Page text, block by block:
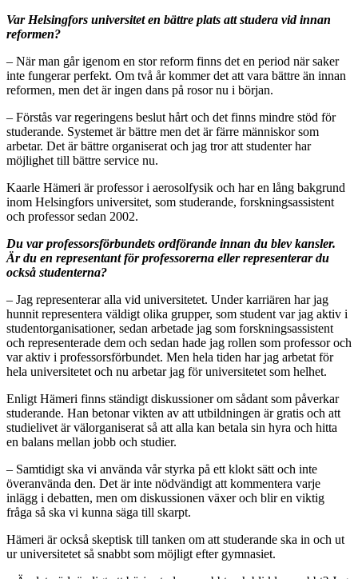
Var Helsingfors universitet en bättre plats att studera vid innan
reformen?
– När man går igenom en stor reform finns det en period när saker
inte fungerar perfekt. Om två år kommer det att vara bättre än innan
reformen, men det är ingen dans på rosor nu i början.
– Förstås var regeringens beslut hårt och det finns mindre stöd för
studerande. Systemet är bättre men det är färre människor som
arbetar. Det är bättre organiserat och jag tror att studenter har
möjlighet till bättre service nu.
Kaarle Hämeri är professor i aerosolfysik och har en lång bakgrund
inom Helsingfors universitet, som studerande, forskningsassistent
och professor sedan 2002.
Du var professorsförbundets ordförande innan du blev kansler.
Är du en representant för professorerna eller representerar du
också studenterna?
– Jag representerar alla vid universitetet. Under karriären har jag
hunnit representera väldigt olika grupper, som student var jag aktiv i
studentorganisationer, sedan arbetade jag som forskningsassistent
och representerade dem och sedan hade jag rollen som professor och
var aktiv i professorsförbundet. Men hela tiden har jag arbetat för
hela universitetet och nu arbetar jag för universitetet som helhet.
Enligt Hämeri finns ständigt diskussioner om sådant som påverkar
studerande. Han betonar vikten av att utbildningen är gratis och att
studielivet är välorganiserat så att alla kan betala sin hyra och hitta
en balans mellan jobb och studier.
– Samtidigt ska vi använda vår styrka på ett klokt sätt och inte
överanvända den. Det är inte nödvändigt att kommentera varje
inlägg i debatten, men om diskussionen växer och blir en viktig
fråga så ska vi kunna säga till skarpt.
Hämeri är också skeptisk till tanken om att studerande ska in och ut
ur universitetet så snabbt som möjligt efter gymnasiet.